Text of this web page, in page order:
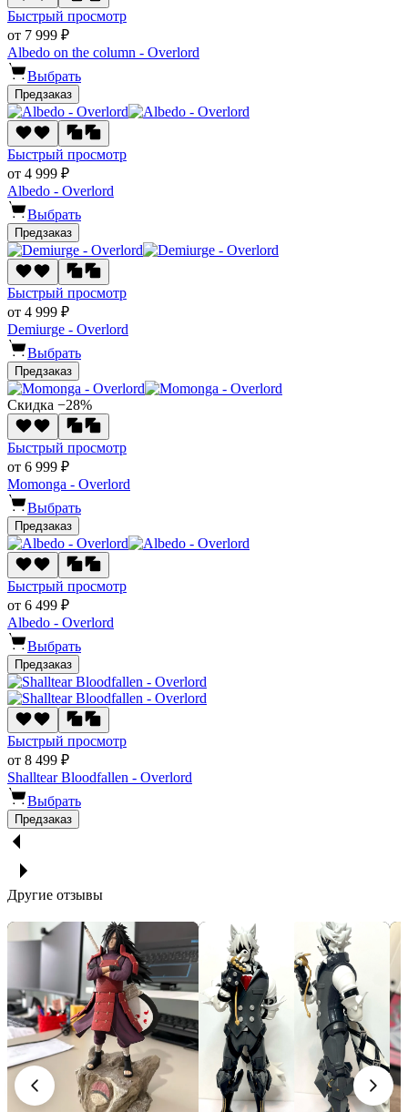
Быстрый просмотр
от 7 999 ₽
Albedo on the column - Overlord
Выбрать
Предзаказ
Быстрый просмотр
от 4 999 ₽
Albedo - Overlord
Выбрать
Предзаказ
Быстрый просмотр
от 4 999 ₽
Demiurge - Overlord
Выбрать
Предзаказ
Скидка −28%
Быстрый просмотр
от 6 999 ₽
Momonga - Overlord
Выбрать
Предзаказ
Быстрый просмотр
от 6 499 ₽
Albedo - Overlord
Выбрать
Предзаказ
Быстрый просмотр
от 8 499 ₽
Shalltear Bloodfallen - Overlord
Выбрать
Предзаказ
Другие отзывы